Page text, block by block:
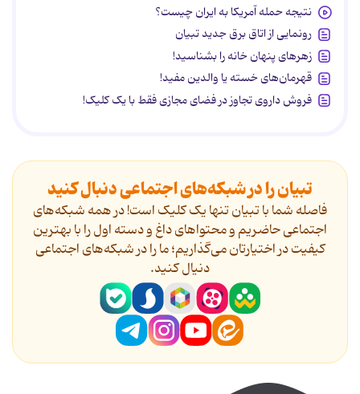
نتیجه حمله آمریکا به ایران چیست؟
رونمایی از اتاق برق جدید تبیان
زهرهای پنهان خانه را بشناسید!
قهرمان‌های خسته یا والدین مفید!
فروش داروی تجاوز در فضای مجازی فقط با یک کلیک!
تبیان را در شبکه‌های اجتماعی دنبال کنید
فاصله شما با تبیان تنها یک کلیک است! در همه شبکه‌های
اجتماعی حاضریم و محتواهای داغ و دسته اول را با بهترین
کیفیت در اختیارتان می‌گذاریم؛ ما را در شبکه‌های اجتماعی
دنیال کنید.